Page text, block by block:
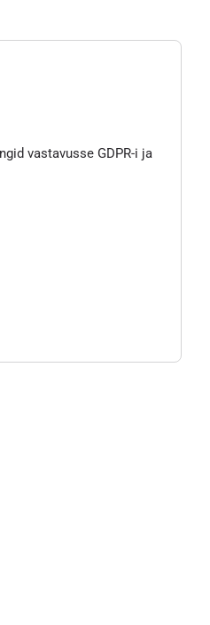
vastavusse GDPR-i ja